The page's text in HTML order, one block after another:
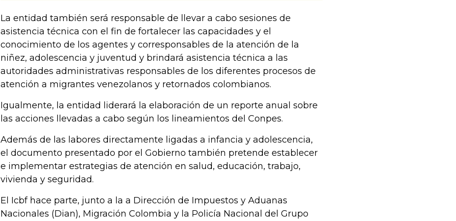
La entidad también será responsable de llevar a cabo sesiones de
asistencia técnica con el fin de fortalecer las capacidades y el
conocimiento de los agentes y corresponsables de la atención de la
niñez, adolescencia y juventud y brindará asistencia técnica a las
autoridades administrativas responsables de los diferentes procesos de
atención a migrantes venezolanos y retornados colombianos.
Igualmente, la entidad liderará la elaboración de un reporte anual sobre
las acciones llevadas a cabo según los lineamientos del Conpes.
Además de las labores directamente ligadas a infancia y adolescencia,
el documento presentado por el Gobierno también pretende establecer
e implementar estrategias de atención en salud, educación, trabajo,
vivienda y seguridad.
El Icbf hace parte, junto a la a Dirección de Impuestos y Aduanas
Nacionales (Dian), Migración Colombia y la Policía Nacional del Grupo